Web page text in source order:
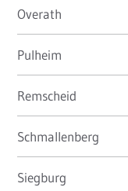
Overath
Pulheim
Remscheid
Schmallenberg
Siegburg